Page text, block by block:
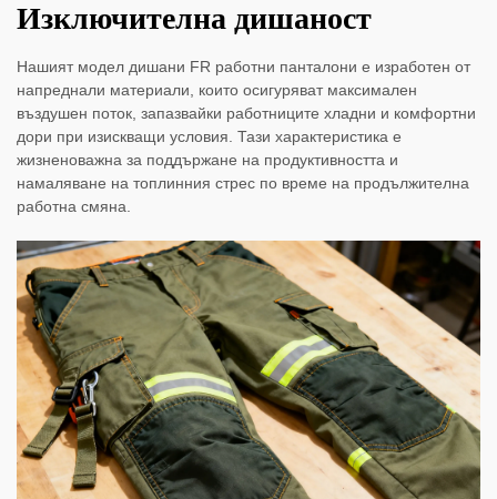
Изключителна дишаност
Нашият модел дишани FR работни панталони е изработен от
напреднали материали, които осигуряват максимален
въздушен поток, запазвайки работниците хладни и комфортни
дори при изискващи условия. Тази характеристика е
жизненоважна за поддържане на продуктивността и
намаляване на топлинния стрес по време на продължителна
работна смяна.